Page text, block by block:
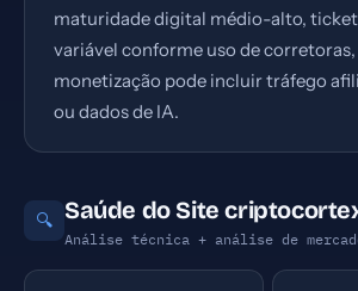
maturidade digital médio-alto,
variável conforme uso de
monetização pode incluir tráfego
ou dados de IA.
🔍 Saúde do Site
Análise técnica + análise de